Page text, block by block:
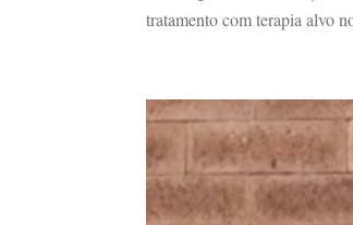
tratamento com terapia alvo